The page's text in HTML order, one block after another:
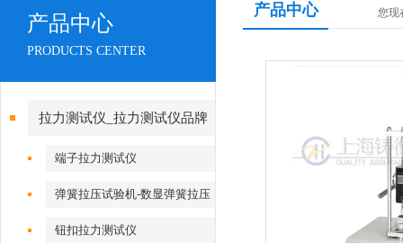
产品中心
PRODUCTS CENTER
拉力测试仪_拉力测试仪品牌
端子拉力测试仪
弹簧拉压试验机-数显弹簧拉压
试验机
钮扣拉力测试仪
产品中心 您现